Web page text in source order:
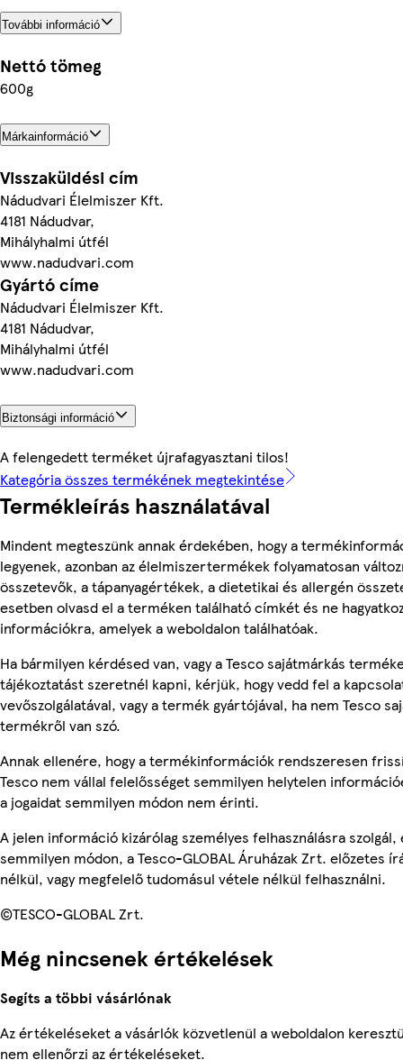
További információ
Nettó tömeg
600g
Márkainformáció
Visszaküldési cím
Nádudvari Élelmiszer Kft.
4181 Nádudvar,
Mihályhalmi útfél
www.nadudvari.com
Gyártó címe
Nádudvari Élelmiszer Kft.
4181 Nádudvar,
Mihályhalmi útfél
www.nadudvari.com
Biztonsági információ
A felengedett terméket újrafagyasztani tilos!
Kategória összes termékének megtekintése
Termékleírás használatával
Mindent megteszünk annak érdekében, hogy a
legyenek, azonban az élelmiszertermékek folyamatosan
összetevők, a tápanyagértékek, a dietetikai és allergén
esetben olvasd el a terméken található címkét és ne
információkra, amelyek a weboldalon találhatóak.
Ha bármilyen kérdésed van, vagy a Tesco sajátmárkás
tájékoztatást szeretnél kapni, kérjük, hogy vedd fel a
vevőszolgálatával, vagy a termék gyártójával, ha nem Tesco
termékről van szó.
Annak ellenére, hogy a termékinformációk rendszeresen
Tesco nem vállal felelősséget semmilyen helytelen
a jogaidat semmilyen módon nem érinti.
A jelen információ kizárólag személyes felhasználásra
semmilyen módon, a Tesco-GLOBAL Áruházak Zrt. előzetes
nélkül, vagy megfelelő tudomásul vétele nélkül felhasználni.
©TESCO-GLOBAL Zrt.
Még nincsenek értékelések
Segíts a többi vásárlónak
Az értékeléseket a vásárlók közvetlenül a weboldalon
nem ellenőrzi az értékeléseket.